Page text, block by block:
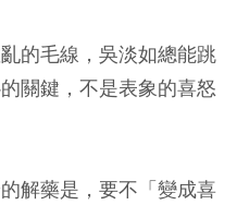
的毛線，吳淡如總能跳
關鍵，不是表象的喜怒
解藥是，要不「變成喜